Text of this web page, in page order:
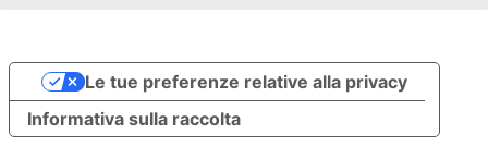
Informativa sulla raccolta
Le tue preferenze relative alla privacy